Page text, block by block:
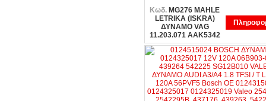
Κωδ. MG276 MAHLE
LETRIKA (ISKRA)
ΔΥΝΑΜΟ VAG
11.203.071 AAK5342